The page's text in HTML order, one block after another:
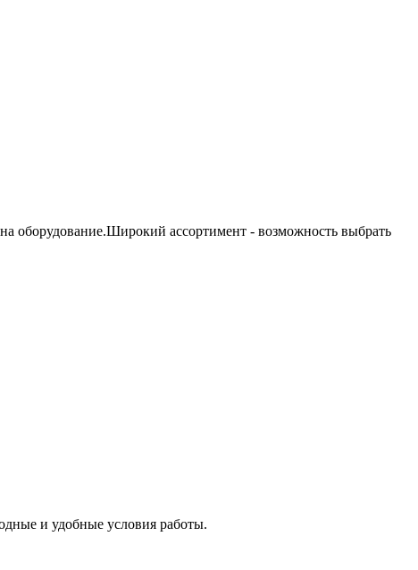
оборудование.Широкий ассортимент - возможность выбрать
и удобные условия работы.